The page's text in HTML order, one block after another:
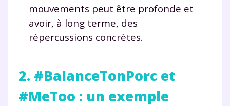
mouvements peut être profonde et
avoir, à long terme, des
répercussions concrètes.
2. #BalanceTonPorc et
#MeToo : un exemple